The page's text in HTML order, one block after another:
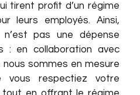
tirent profit d’un régime
leurs employés. Ainsi,
n’est pas une dépense
: en collaboration avec
nous sommes en mesure
respectiez votre